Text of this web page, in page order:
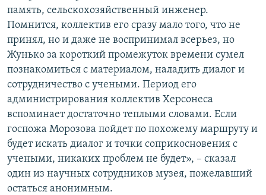
память, сельскохозяйственный инженер.
Помнится, коллектив его сразу мало того, что не
принял, но и даже не воспринимал всерьез, но
Жунько за короткий промежуток времени сумел
познакомиться с материалом, наладить диалог и
сотрудничество с учеными. Период его
администрирования коллектив Херсонеса
вспоминает достаточно теплыми словами. Если
госпожа Морозова пойдет по похожему маршруту и
будет искать диалог и точки соприкосновения с
учеными, никаких проблем не будет», – сказал
один из научных сотрудников музея, пожелавший
остаться анонимным.